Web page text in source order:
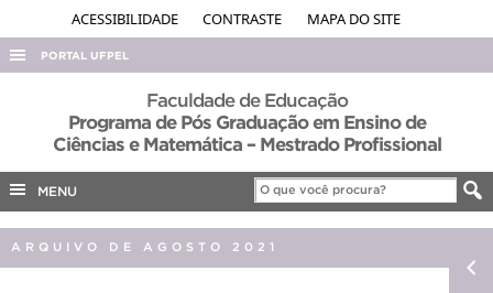
ACESSIBILIDADE CONTRASTE MAPA DO SITE
PORTAL UFPEL
ACESSO À INFORMAÇÃO
AUDITORIA
EDITAIS
Faculdade de Educação
Programa de Pós Graduação em Ensino de
Ciências e Matemática – Mestrado Profissional
MENU
ARQUIVO DE AGOSTO 2021